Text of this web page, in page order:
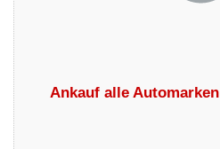
Ankauf alle Automarken